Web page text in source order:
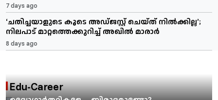
7 days ago
‘ചതിച്ചയാളുടെ കൂടെ അഡ്ജസ്റ്റ് ചെയ്ത് നിൽക്കില്ല’;
നിലപാട് മാറ്റത്തെക്കുറിച്ച് അഖിൽ മാരാർ
8 days ago
Edu-Career